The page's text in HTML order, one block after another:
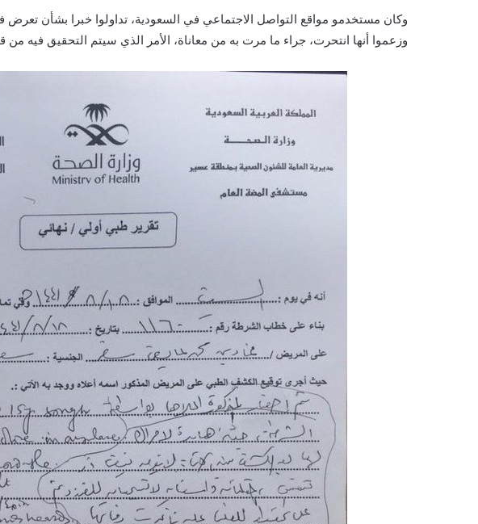
وكان مستخدمو مواقع التواصل الاجتماعي في السعودية، تداولوا خبرا بشأن تعرض
وزعموا أنها انتحرت، جراء ما مرت به من معاناة، الأمر الذي سيتم التحقيق فيه